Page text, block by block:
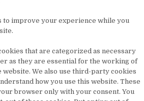
to improve your experience while you
that are categorized as necessary
as they are essential for the working of
We also use third-party cookies
how you use this website. These
browser only with your consent. You